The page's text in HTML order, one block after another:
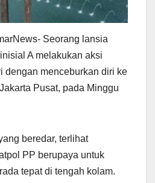
Seorang lansia
A melakukan aksi
dengan menceburkan diri ke
Pusat, pada Minggu
beredar, terlihat
PP berupaya untuk
tepat di tengah kolam.